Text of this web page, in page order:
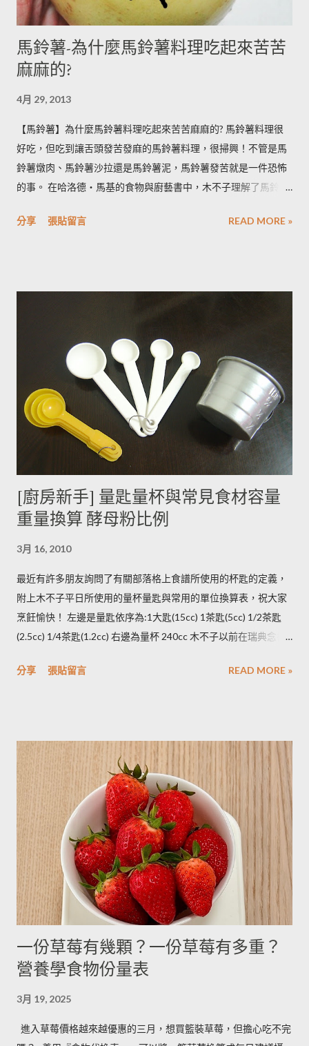
馬鈴薯-為什麼馬鈴薯料理吃起來苦苦
麻麻的?
4月 29, 2013
【馬鈴薯】為什麼馬鈴薯料理吃起來苦苦麻麻的? 馬鈴薯料理很
好吃，但吃到讓舌頭發苦發麻的馬鈴薯料理，很掃興！不管是馬
鈴薯燉肉、馬鈴薯沙拉還是馬鈴薯泥，馬鈴薯發苦就是一件恐怖
的事。 在哈洛德‧馬基的食物與廚藝書中，木不子理解了馬鈴薯
房知識！ ◆ 馬鈴薯有苦味正常嗎？ 正常。馬鈴薯以含有大量茄
曝曬容易讓生物鹼含量增加，苦味也會變得明顯。由於光線同時
含量超標的跡象。 此外在壓力環境下生長與光線曝曬環境，都可
能引起生物鹼含量倍增，甚至到正常量(每100公克馬鈴薯含2~15
毫克生物鹼)的三倍。 (書中提到的壓力環境下生長，木不子不是
很了解壓力環境的定義，歡迎有種植經驗的朋友分享。) ◆ 馬鈴
薯應該如何正確儲藏？ 1. 放在陰暗角落避免受光線照射持續增加
生物鹼。 2. 別放進冰箱冷藏，低溫冷藏儲存過的馬鈴薯，切開後
烹煮變黑的情形較常溫儲存的馬鈴薯嚴重。 2014/12/12修正，
木不子誤解《食物與廚藝 蔬果、香料、穀物》 P82~85的文字
意義，請大家掠過這段說法。自己的經驗是冰過的馬鈴薯煮完比
較容易發黑，但是目前還找不到相關的原因。歡迎大家提供。 3.
淨蒸熟，接著再依據料理需求切塊或壓泥分裝，送入冷凍庫冷
凍。必須注意的是，在馬鈴薯冷凍的過程，水分會與澱粉脫離，
所以解凍馬鈴薯塊時馬鈴薯會出水，不同的馬鈴薯品種，出水程
度不同，可依料理需求選擇；冷凍庫的幸福生活提案一書提到：
將馬鈴薯壓成泥，可以改善馬鈴薯解凍後水水軟軟的狀態。木不
被附近的馬鈴薯泥吸收。 2014/12/12補充from Patty： 1.新鮮現
落擺放三個月。...
分享 張貼留言 READ MORE »
[廚房新手] 量匙量杯與常見食材容量
重量換算 酵母粉比例
3月 16, 2010
最近有許多朋友詢問了有關部落格上食譜所使用的杯匙的定義，
附上木不子平日所使用的量杯量匙與常用的單位換算表，祝大家
烹飪愉快！ 左邊是量匙依序為:1大匙(15cc) 1茶匙(5cc) 1/2茶匙
(2.5cc) 1/4茶匙(1.2cc) 右邊為量杯 240cc 木不子以前在瑞典念書
用材料容量重量換算表 名稱 1 小匙 (1t) 1 大匙(1T) 1 杯(1cup)
3.9g --------- --------- 可可粉 2g 6g 80g 乾酵母 3.3g 10g --------- 吉
利丁粉 3.3g 10g 細鹽 4.3g 13g ---------- 細砂糖 4g 13g 170g 粗砂
糖 4g 13g 170g 糖粉 2g 6g 100g 蜂蜜 7g 22g 290g 沙拉油 4g
14g 190g 鮮奶油 5g 15g 200g 奶油 4.5g 14g 205g 酥油 4g 13g
180g 牛奶 6g 17g 210g 煉乳 6g 17.5g 240g 優格 5g 15g 210g 清
水 5g 15g 200g 可可粉 2g 6g 80g 即溶咖啡 2g 6g 70g 葡萄乾 ----
- ------- 170g 引用自 Mami的魔法廚房 ...
分享 張貼留言 READ MORE »
一份草莓有幾顆？一份草莓有多重？
營養學食物份量表
3月 19, 2025
進入草莓價格越來越優惠的三月，想買籃裝草莓，但擔心吃不完